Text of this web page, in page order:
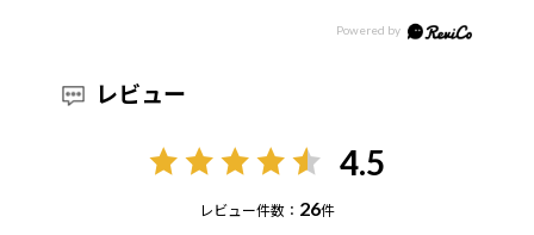
レビュー
4.5
レビュー件数： 26件